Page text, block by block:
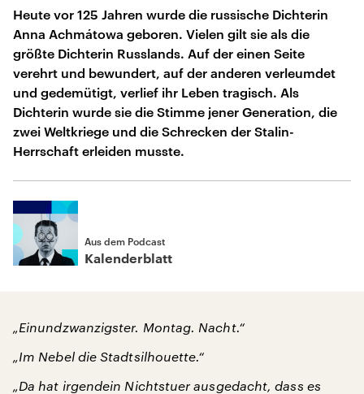
Heute vor 125 Jahren wurde die russische Dichterin
Anna Achmátowa geboren. Vielen gilt sie als die
größte Dichterin Russlands. Auf der einen Seite
verehrt und bewundert, auf der anderen verleumdet
und gedemütigt, verlief ihr Leben tragisch. Als
Dichterin wurde sie die Stimme jener Generation, die
zwei Weltkriege und die Schrecken der Stalin-
Herrschaft erleiden musste.
Aus dem Podcast
Kalenderblatt
„Einundzwanzigster. Montag. Nacht.“
„Im Nebel die Stadtsilhouette.“
„Da hat irgendein Nichtstuer ausgedacht, dass es